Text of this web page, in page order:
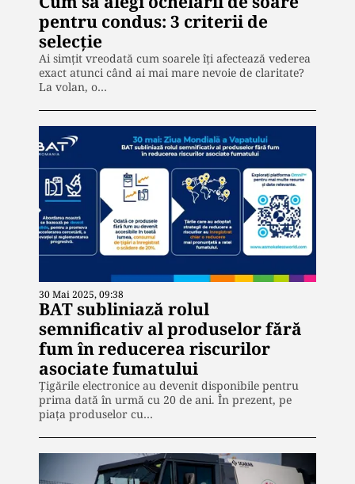
pentru condus: 3 criterii de
selecție
Ai simțit vreodată cum soarele îți afectează vederea
exact atunci când ai mai mare nevoie de claritate?
La volan, o…
30 Mai 2025, 09:38
BAT subliniază rolul
semnificativ al produselor fără
fum în reducerea riscurilor
asociate fumatului
Țigările electronice au devenit disponibile pentru
prima dată în urmă cu 20 de ani. În prezent, pe
piața produselor cu…